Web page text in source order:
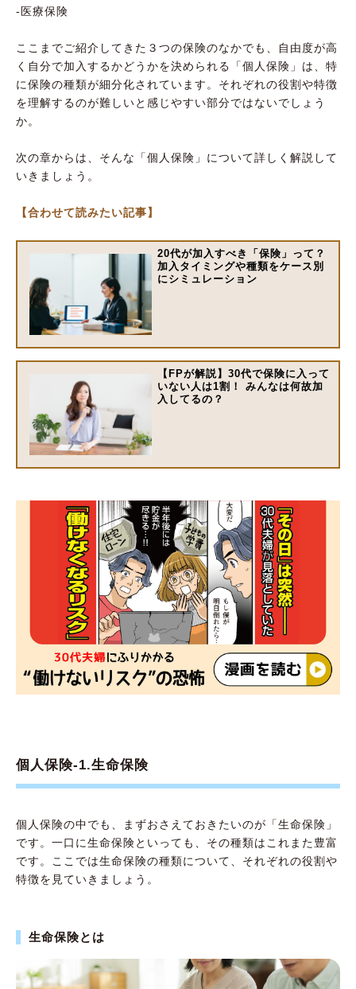
-医療保険
ここまでご紹介してきた３つの保険のなかでも、自由度が高
く自分で加入するかどうかを決められる「個人保険」は、特
に保険の種類が細分化されています。それぞれの役割や特徴
を理解するのが難しいと感じやすい部分ではないでしょう
か。
次の章からは、そんな「個人保険」について詳しく解説して
いきましょう。
【合わせて読みたい記事】
20代が加入すべき「保険」って？
加入タイミングや種類をケース別
にシミュレーション
【FPが解説】30代で保険に⼊って
いない⼈は1割！ みんなは何故加
⼊してるの？
個人保険-1.生命保険
個人保険の中でも、まずおさえておきたいのが「生命保険」
です。一口に生命保険といっても、その種類はこれまた豊富
です。ここでは生命保険の種類について、それぞれの役割や
特徴を見ていきましょう。
生命保険とは